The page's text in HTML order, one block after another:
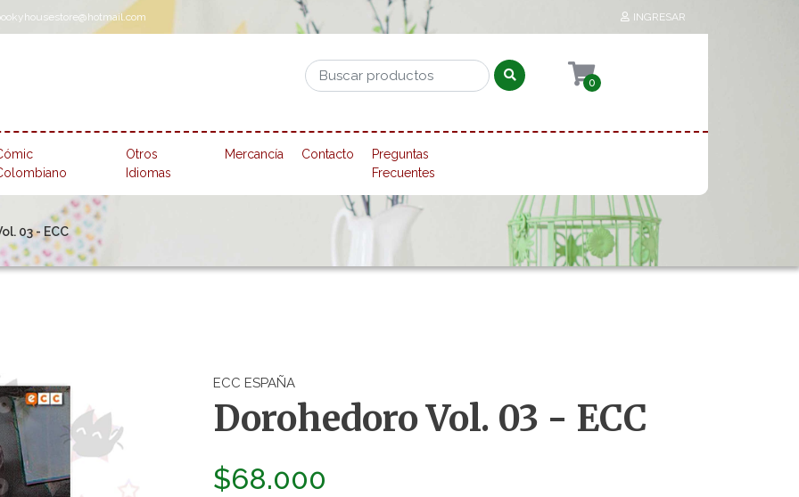
INGRESAR
0
Otros
Idiomas
Mercancía Contacto
Preguntas
Frecuentes
03 - ECC
ECC ESPAÑA
Dorohedoro Vol. 03 - ECC
$68.000